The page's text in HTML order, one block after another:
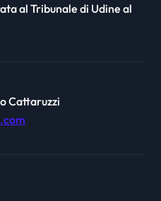
al Tribunale di Udine al
Cattaruzzi